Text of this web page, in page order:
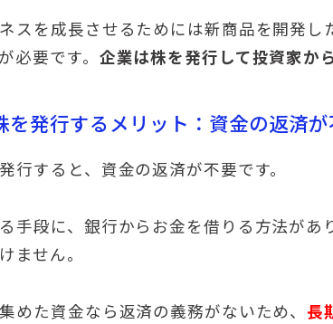
スを成長させるためには新商品を開発
必要です。 企業は株を発行して投資家か
を発行するメリット：資金の返済
行すると、資金の返済が不要です。
手段に、銀行からお金を借りる方法があ
ません。
めた資金なら返済の義務がないため、長